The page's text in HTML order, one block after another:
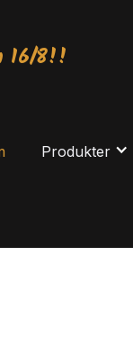
16/8!!
Produkter